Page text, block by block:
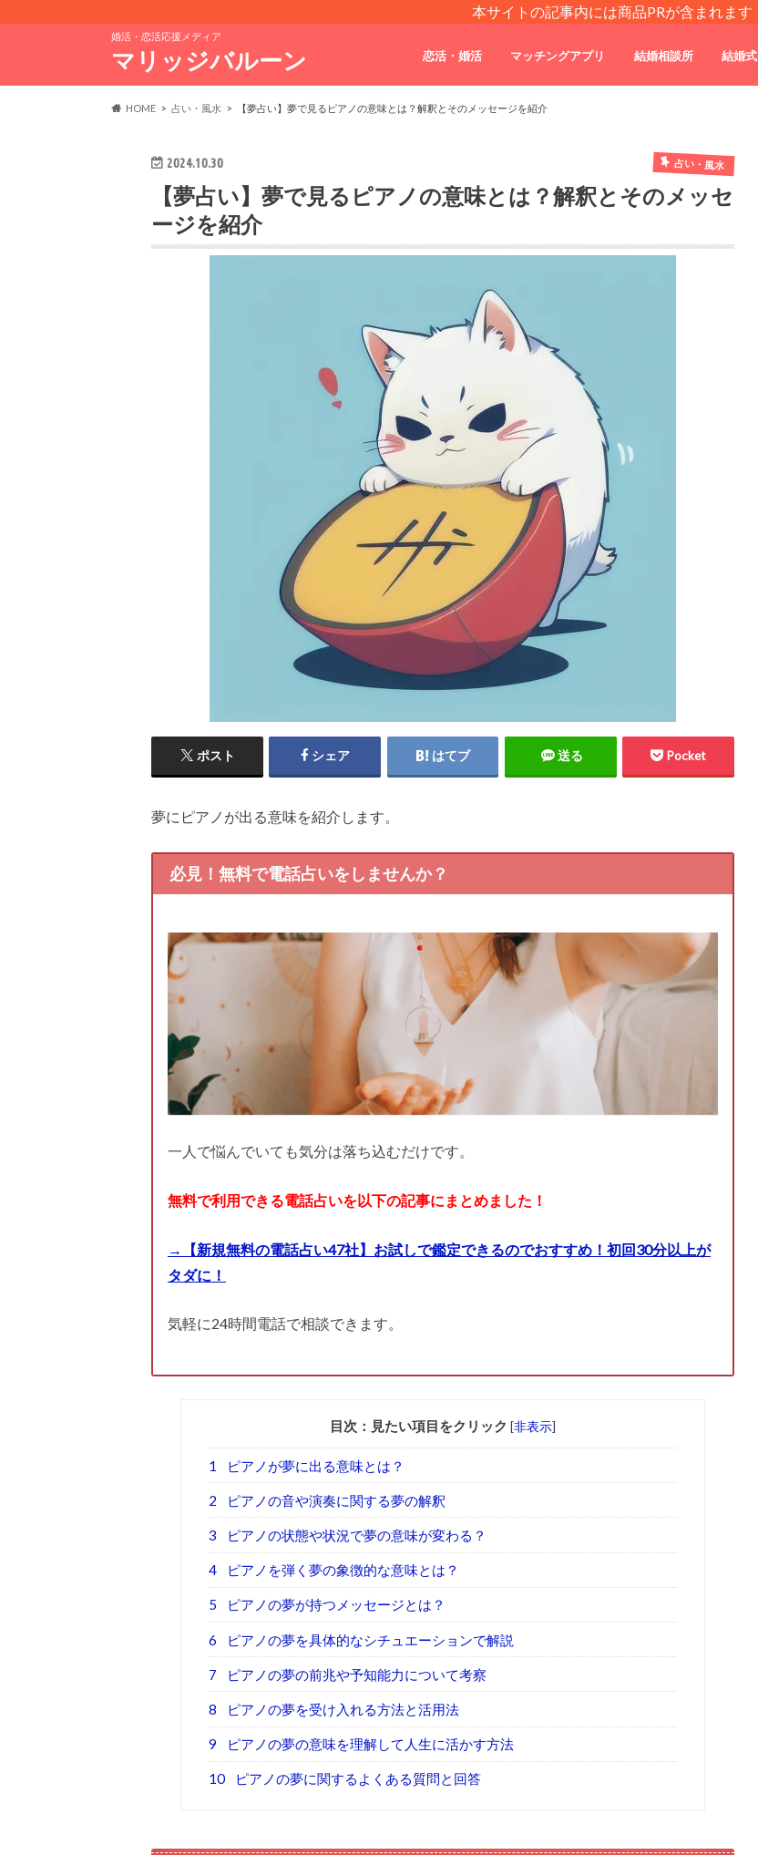
本サイトの記事内には商品PRが含まれます
婚活・恋活応援メディア
マリッジバルーン 恋活・婚活 マッチングアプリ 結婚相談所 結婚式
HOME 占い・風水 【夢占い】夢で見るピアノの意味とは？解釈とそのメッセージを紹介
2024.10.30 占い・風水
【夢占い】夢で見るピアノの意味とは？解釈とそのメッセ
ージを紹介
ポスト シェア はてブ 送る Pocket
夢にピアノが出る意味を紹介します。
必見！無料で電話占いをしませんか？
一人で悩んでいても気分は落ち込むだけです。
無料で利用できる電話占いを以下の記事にまとめました！
→【新規無料の電話占い47社】お試しで鑑定できるのでおすすめ！初回30分以上が
タダに！
気軽に24時間電話で相談できます。
目次：見たい項目をクリック [非表示]
1 ピアノが夢に出る意味とは？
2 ピアノの音や演奏に関する夢の解釈
3 ピアノの状態や状況で夢の意味が変わる？
4 ピアノを弾く夢の象徴的な意味とは？
5 ピアノの夢が持つメッセージとは？
6 ピアノの夢を具体的なシチュエーションで解説
7 ピアノの夢の前兆や予知能力について考察
8 ピアノの夢を受け入れる方法と活用法
9 ピアノの夢の意味を理解して人生に活かす方法
10 ピアノの夢に関するよくある質問と回答